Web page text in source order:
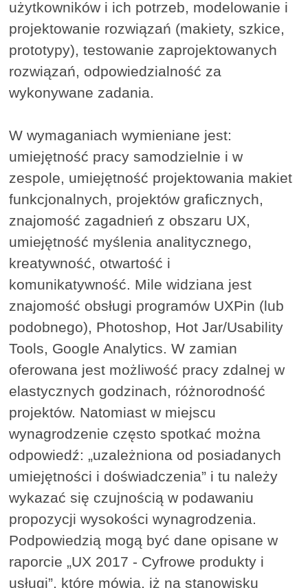
użytkowników i ich potrzeb, modelowanie i
projektowanie rozwiązań (makiety, szkice,
prototypy), testowanie zaprojektowanych
rozwiązań, odpowiedzialność za
wykonywane zadania.
W wymaganiach wymieniane jest:
umiejętność pracy samodzielnie i w
zespole, umiejętność projektowania makiet
funkcjonalnych, projektów graficznych,
znajomość zagadnień z obszaru UX,
umiejętność myślenia analitycznego,
kreatywność, otwartość i
komunikatywność. Mile widziana jest
znajomość obsługi programów UXPin (lub
podobnego), Photoshop, Hot Jar/Usability
Tools, Google Analytics. W zamian
oferowana jest możliwość pracy zdalnej w
elastycznych godzinach, różnorodność
projektów. Natomiast w miejscu
wynagrodzenie często spotkać można
odpowiedź: „uzależniona od posiadanych
umiejętności i doświadczenia” i tu należy
wykazać się czujnością w podawaniu
propozycji wysokości wynagrodzenia.
Podpowiedzią mogą być dane opisane w
raporcie „UX 2017 - Cyfrowe produkty i
usługi”, które mówią, iż na stanowisku